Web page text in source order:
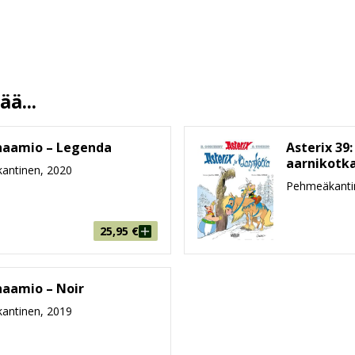
208 mm * 278 mm * 10 mm
482g
– Legenda
2020
25,95 €
Asterix
– Noir
2019